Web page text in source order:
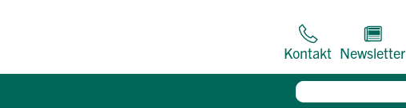
Kontakt Newsletter